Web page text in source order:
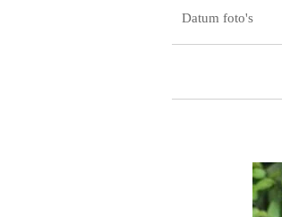
Datum foto's